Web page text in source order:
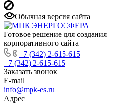
Обычная версия сайта
Готовое решение для создания
корпоративного сайта
+7 (342) 2-615-615
+7 (342) 2-615-615
Заказать звонок
E-mail
info@mpk-es.ru
Адрес